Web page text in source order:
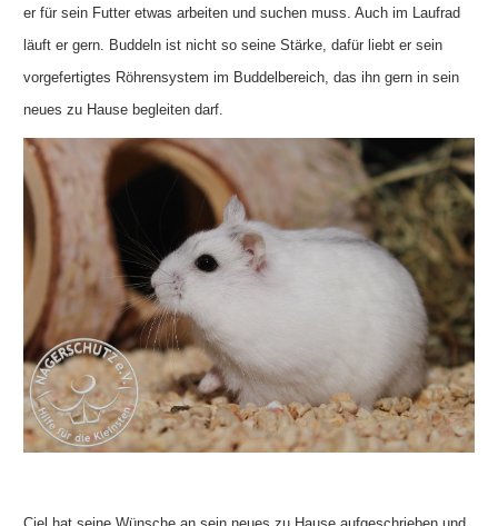
er für sein Futter etwas arbeiten und suchen muss. Auch im Laufrad
läuft er gern. Buddeln ist nicht so seine Stärke, dafür liebt er sein
vorgefertigtes Röhrensystem im Buddelbereich, das ihn gern in sein
neues zu Hause begleiten darf.